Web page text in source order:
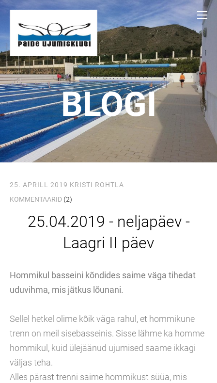
BLOGI
25. APRILL 2019 KRISTI ROHTLA
KOMMENTAARID (2)
25.04.2019 - neljapäev -
Laagri II päev
Hommikul basseini kõndides saime väga tihedat
uduvihma, mis jätkus lõunani.
Sellel hetkel olime kõik väga rahul, et hommikune
trenn on meil sisebasseinis. Sisse lähme ka homme
hommikul, kuid ülejäänud ujumised saame ikkagi
väljas teha.
Alles pärast trenni saime hommikust süüa, mis